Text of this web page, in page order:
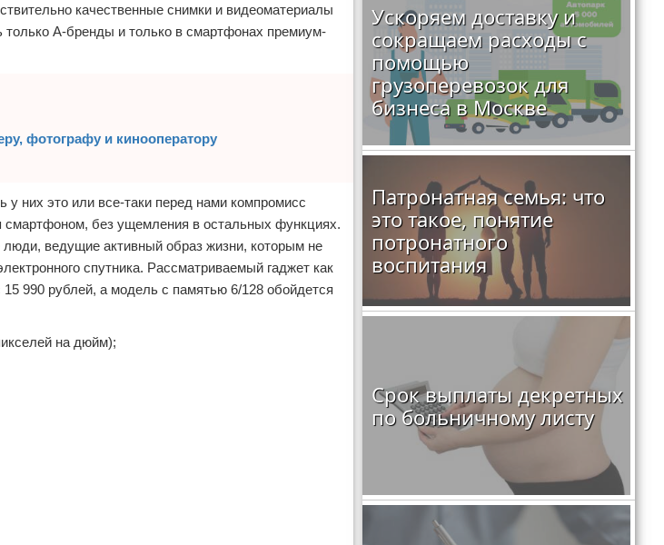
качественные снимки и видеоматериалы
только А-бренды и только в смартфонах премиум-
фотографу и кинооператору
них это или все-таки перед нами компромисс
без ущемления в остальных функциях.
ведущие активный образ жизни, которым не
спутника. Рассматриваемый гаджет как
15 990 рублей, а модель с памятью 6/128 обойдется
на дюйм);
Ускоряем доставку и
сокращаем расходы с
помощью
грузоперевозок для
бизнеса в Москве
Патронатная семья: что
это такое, понятие
потронатного
воспитания
Срок выплаты декретных
по больничному листу